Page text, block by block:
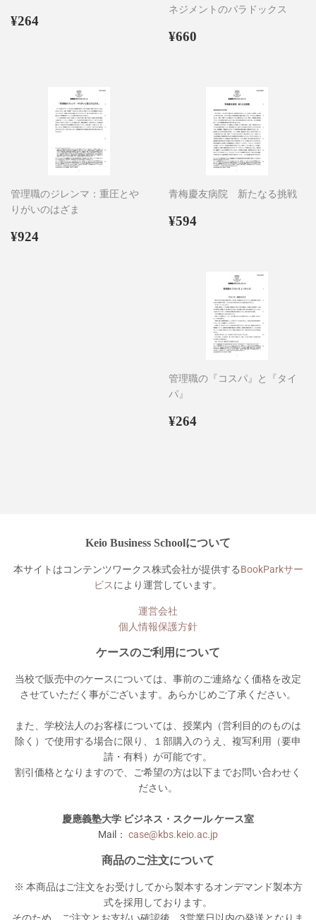
通
¥264
ネジメントのパラドックス
通
¥660
管理職のジレンマ：重圧とや
りがいのはざま
通
¥924
青梅慶友病院 新たなる挑戦
通
¥594
管理職の『コスパ』と『タイ
パ』
通
¥264
Keio Business Schoolについて
本サイトはコンテンツワークス株式会社が提供するBookParkサー
ビスにより運営しています。
運営会社
個人情報保護方針
ケースのご利用について
当校で販売中のケースについては、事前のご連絡なく価格を改定
させていただく事がございます。あらかじめご了承ください。
また、学校法人のお客様については、授業内（営利目的のものは
除く）で使用する場合に限り、１部購入のうえ、複写利用（要申
請・有料）が可能です。
割引価格となりますので、ご希望の方は以下までお問い合わせく
ださい。
慶應義塾大学 ビジネス・スクール ケース室
Mail： case@kbs.keio.ac.jp
商品のご注文について
※ 本商品はご注文をお受けしてから製本するオンデマンド製本方
式を採用しております。